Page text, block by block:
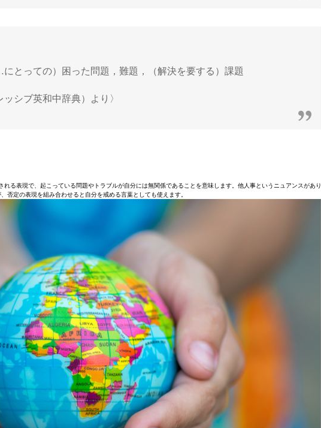
とっての）困った問題，難題，（解決を要する）課題
ッシブ英和中辞典）より〉
れる表現で、起こっている問題やトラブルが自分には無関係であることを意味します。他人事というニュアンスがあり
、否定の表現を組み合わせると自分を戒める言葉としても使えます。